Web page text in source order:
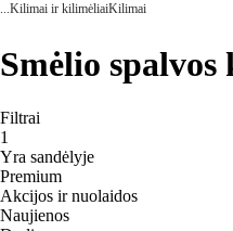
...Kilimai ir kilimėliaiKilimai
Smėlio
Filtrai
1
Yra sandėlyje
Premium
Akcijos ir nuolaidos
Naujienos